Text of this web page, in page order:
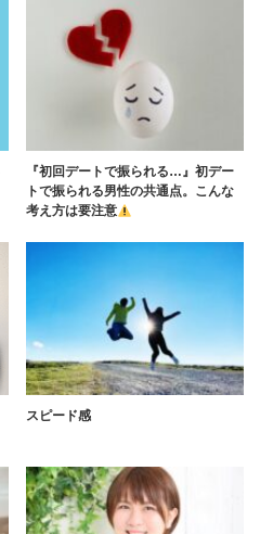
『初回デートで振られる…』初デー
トで振られる男性の共通点。こんな
考え方は要注意
スピード感